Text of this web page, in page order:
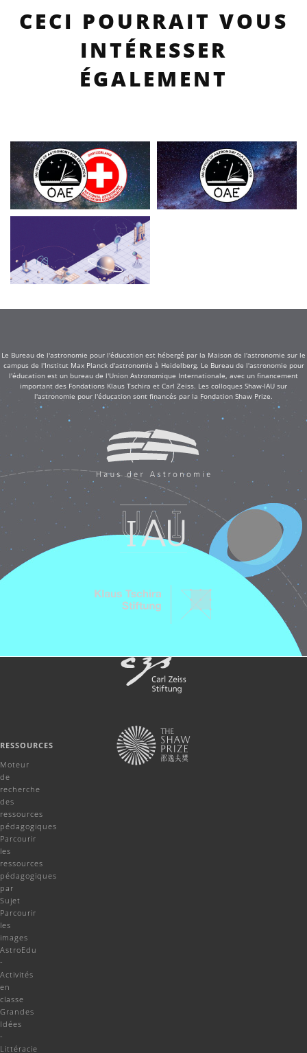
CECI POURRAIT VOUS
INTÉRESSER
ÉGALEMENT
Le Bureau de l'astronomie pour l'éducation est hébergé par la Maison de l'astronomie sur le
campus de l'Institut Max Planck d'astronomie à Heidelberg. Le Bureau de l'astronomie pour
l'éducation est un bureau de l'Union Astronomique Internationale, avec un financement
important des Fondations Klaus Tschira et Carl Zeiss. Les colloques Shaw-IAU sur
l'astronomie pour l'éducation sont financés par la Fondation Shaw Prize.
RESSOURCES
Moteur
de
recherche
des
ressources
pédagogiques
Parcourir
les
ressources
pédagogiques
par
Sujet
Parcourir
les
images
AstroEdu
-
Activités
en
classe
Grandes
Idées
-
Littéracie